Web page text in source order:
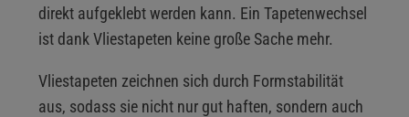
direkt aufgeklebt werden kann. Ein Tapetenwechsel
ist dank Vliestapeten keine große Sache mehr.
Vliestapeten zeichnen sich durch Formstabilität
aus, sodass sie nicht nur gut haften, sondern auch